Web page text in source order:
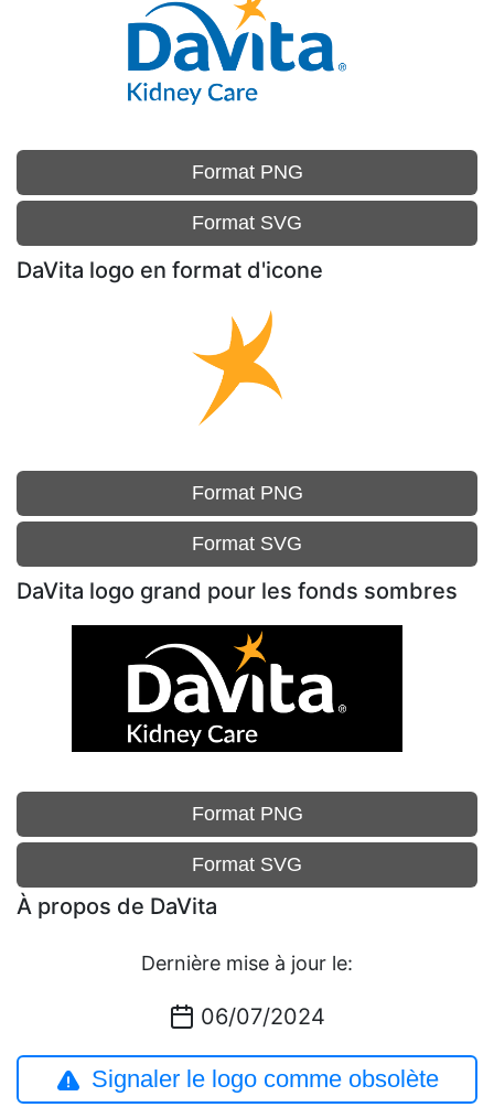
Format PNG
Format SVG
DaVita logo en format d'icone
Format PNG
Format SVG
DaVita logo grand pour les fonds sombres
Format PNG
Format SVG
À propos de DaVita
Dernière mise à jour le:
06/07/2024
Signaler le logo comme obsolète